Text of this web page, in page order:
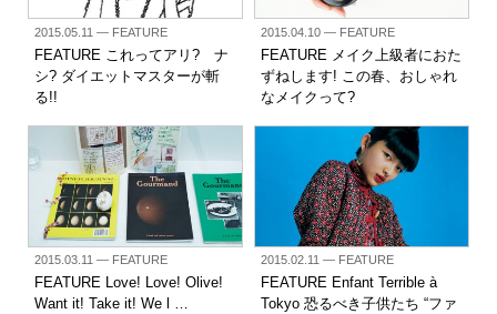
2015.05.11— FEATURE
FEATURE これってアリ? ナ
シ? ダイエットマスターが斬
る!!
2015.04.10— FEATURE
FEATURE メイク上級者におた
ずねします! この春、おしゃれ
なメイクって?
2015.03.11— FEATURE
FEATURE Love! Love! Olive!
Want it! Take it! We l …
2015.02.11— FEATURE
FEATURE Enfant Terrible à
Tokyo 恐るべき子供たち “ファ